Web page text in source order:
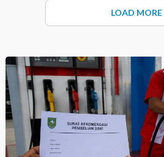
LOAD MORE